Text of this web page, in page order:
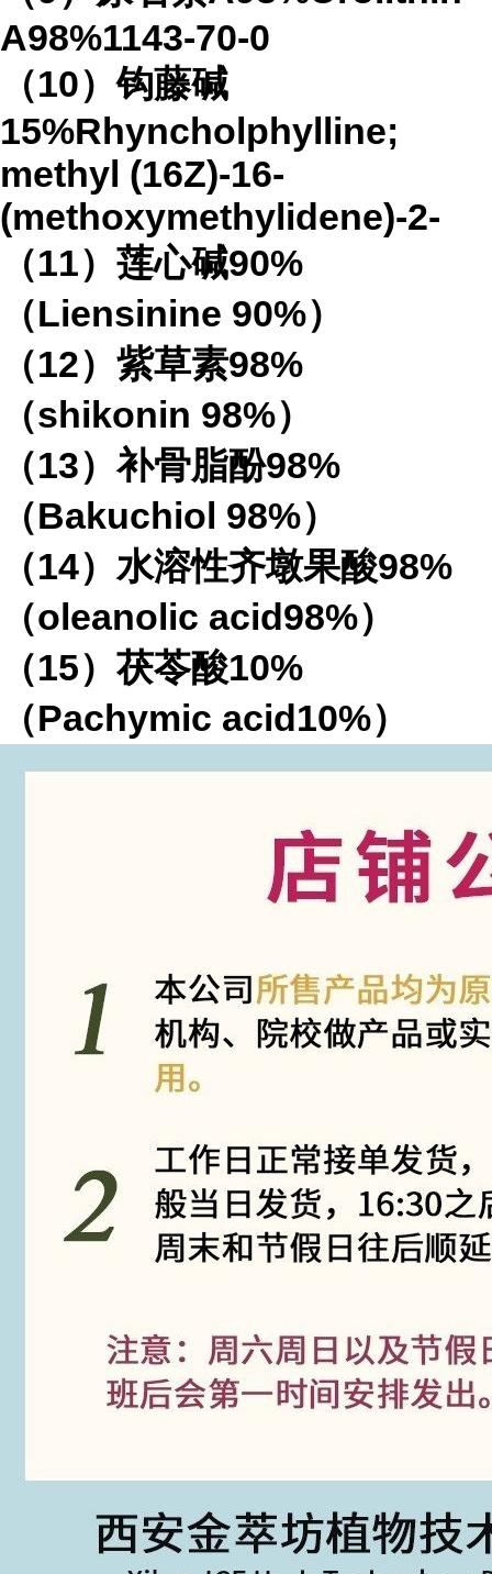
A98%1143-70-0
（10）钩藤碱
15%Rhyncholphylline;
methyl (16Z)-16-
(methoxymethylidene)-2-
（11）莲心碱90%
（Liensinine 90%）
（12）紫草素98%
（shikonin 98%）
（13）补骨脂酚98%
（Bakuchiol 98%）
（14）水溶性齐墩果酸98%
（oleanolic acid98%）
（15）茯苓酸10%
（Pachymic acid10%）